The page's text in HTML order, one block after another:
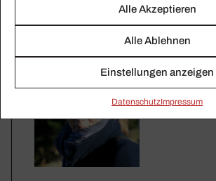
Alle Akzeptieren
Alle Ablehnen
Einstellungen anzeigen
Daten­schutzImpressum